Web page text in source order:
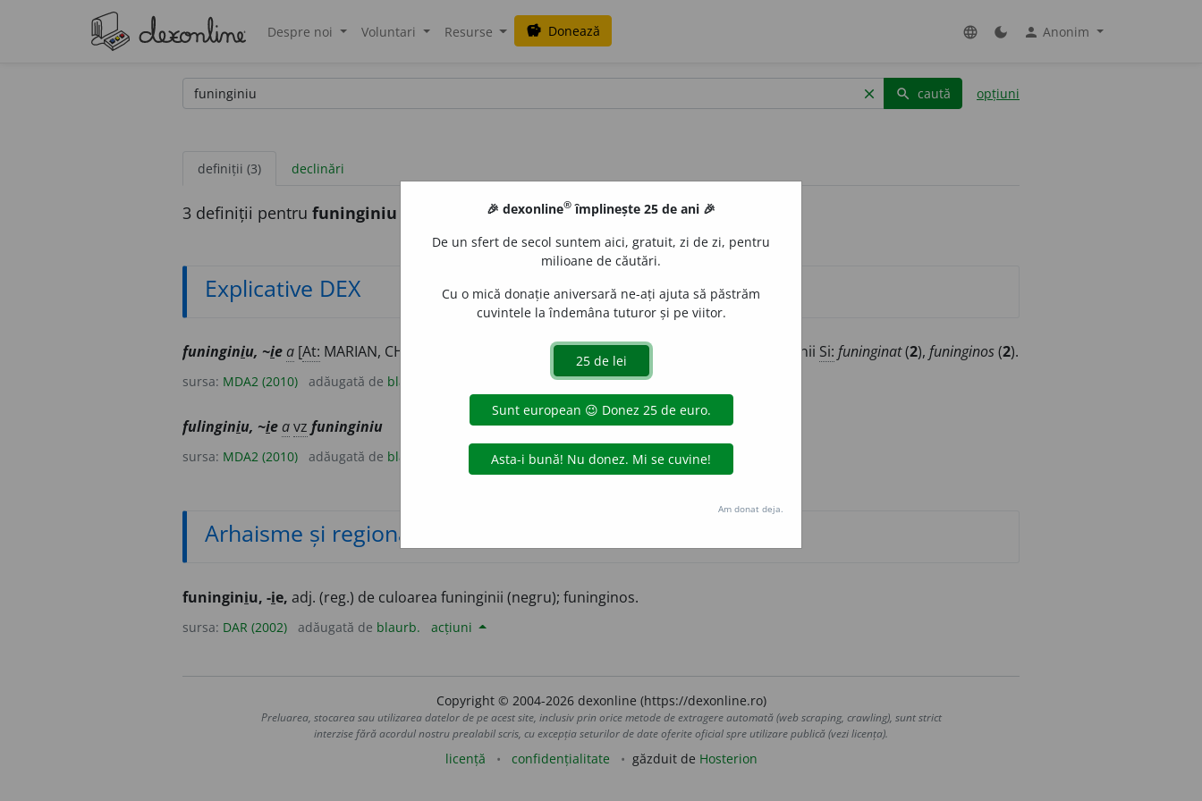
Despre noi Voluntari Resurse savings Donează language dark_mode person Anonim
clear search caută opțiuni
definiții (3) declinări
3 definiții pentru funinginiu
Explicative DEX
funinginiu, ~iea [At: MARIAN, CH. 51 / E:funingine+-iu ] De culoarea funinginii Si: funinginat(2), funinginos(2).
sursa: MDA2 (2010) adăugată de blaurb.
fulinginiu, ~ieavz funinginiu
sursa: MDA2 (2010) adăugată de blaurb.
Arhaisme și regionalisme
funinginiu, -ie, adj. (reg.) de culoarea funinginii (negru); funinginos.
sursa: DAR (2002) adăugată de blaurb. acțiuni
Copyright © 2004-2026 dexonline (https://dexonline.ro)
Preluarea, stocarea sau utilizarea datelor de pe acest site, inclusiv prin orice metode de extragere automată (web scraping, crawling), sunt strict
interzise fără acordul nostru prealabil scris, cu excepția seturilor de date oferite oficial spre utilizare publică (vezi licența).
licență confidențialitate găzduit de Hosterion
🎉 dexonline® împlinește 25 de ani 🎉
De un sfert de secol suntem aici, gratuit, zi de zi, pentru
milioane de căutări.
Cu o mică donație aniversară ne-ați ajuta să păstrăm
cuvintele la îndemâna tuturor și pe viitor.
Am donat deja.